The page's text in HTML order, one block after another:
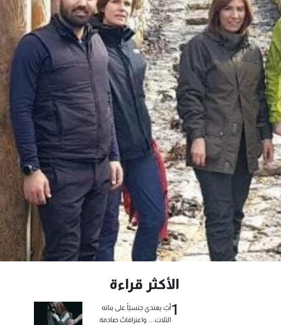
الأكثر قراءة
1أبٌ يعتدي جنسيّاً على بناته
الثلاث… واعترافاتٌ صادمة